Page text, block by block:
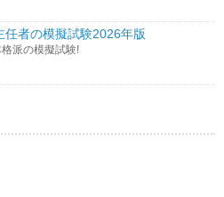
任者の模擬試験2026年版
派の模擬試験!